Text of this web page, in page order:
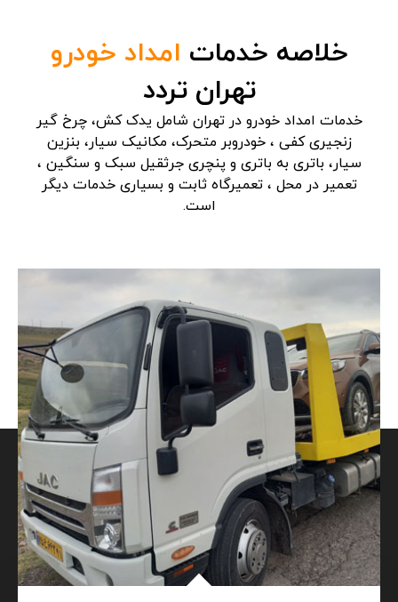
خلاصه خدمات امداد خودرو
تهران تردد
خدمات امداد خودرو در تهران شامل یدک کش، چرخ گیر
زنجیری کفی ، خودروبر متحرک، مکانیک سیار، بنزین
سیار، باتری به باتری و پنچری جرثقیل سبک و سنگین ،
تعمیر در محل ، تعمیرگاه ثابت و بسیاری خدمات دیگر
است.